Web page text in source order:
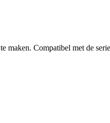
Compatibel met de